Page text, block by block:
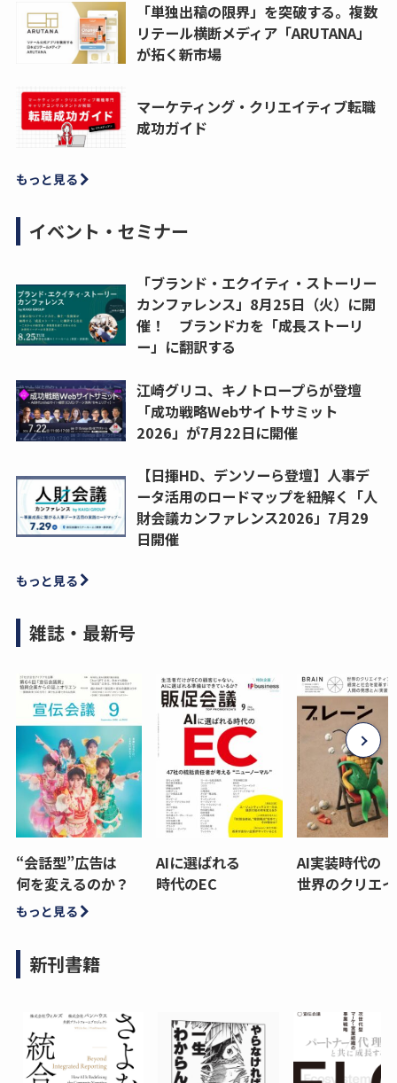
「単独出稿の限界」を突破する。複数
リテール横断メディア「ARUTANA」
が拓く新市場
マーケティング・クリエイティブ転職
成功ガイド
もっと見る
イベント・セミナー
「ブランド・エクイティ・ストーリー
カンファレンス」8月25日（火）に開
催！ ブランド力を「成長ストーリ
ー」に翻訳する
江崎グリコ、キノトロープらが登壇
「成功戦略Webサイトサミット
2026」が7月22日に開催
【日揮HD、デンソーら登壇】人事デ
ータ活用のロードマップを紐解く「人
財会議カンファレンス2026」7月29
日開催
もっと見る
雑誌・最新号
“会話型”広告は
何を変えるのか？
AIに選ばれる
時代のEC
AI実装時代の
世界のクリエ
もっと見る
新刊書籍